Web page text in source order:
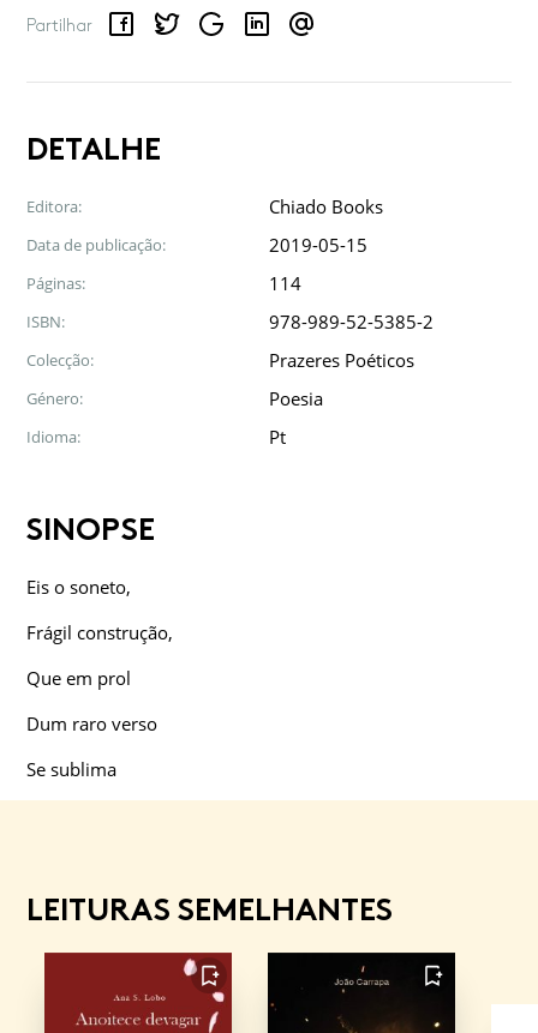
Partilhar
FacebookTwitterGoogle LinkedInEmail
DETALHE
Editora: Chiado Books
Data de publicação: 2019-05-15
Páginas: 114
ISBN: 978-989-52-5385-2
Colecção: Prazeres Poéticos
Género: Poesia
Idioma: Pt
SINOPSE
Eis o soneto,
Frágil construção,
Que em prol
Dum raro verso
Se sublima
LEITURAS SEMELHANTES
FAVORITO FAVORITO